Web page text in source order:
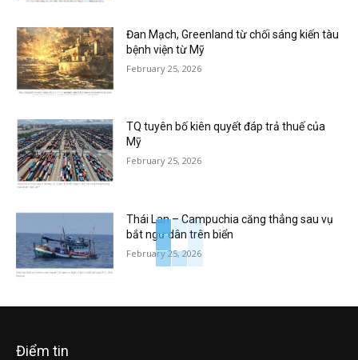
Đan Mạch, Greenland từ chối sáng kiến tàu
bệnh viện từ Mỹ
February 25, 2026
TQ tuyên bố kiên quyết đáp trả thuế của
Mỹ
February 25, 2026
Thái Lan – Campuchia căng thẳng sau vụ
bắt ngư dân trên biển
February 25, 2026
Điểm tin